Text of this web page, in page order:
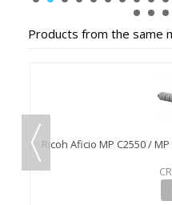
Products from the same
Ricoh Aficio MP C2550 /